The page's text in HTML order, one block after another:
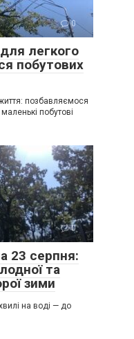
0
легкого
побутових
позбавляємося
побутові
0
23 серпня:
та
зими
на воді — до